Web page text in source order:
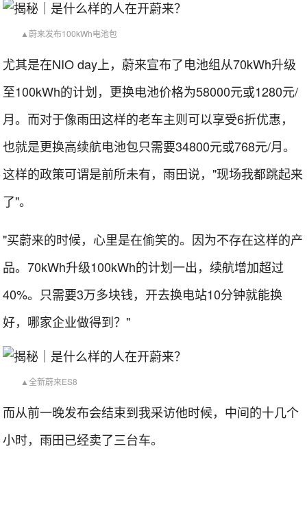
▲蔚来发布100kWh电池包
尤其是在NIO day上，蔚来宣布了电池组从70kWh升级
至100kWh的计划，更换电池价格为58000元或1280元/
月。而对于像雨田这样的老车主则可以享受6折优惠，
也就是更换高续航电池包只需要34800元或768元/月。
这样的政策可谓是前所未有，雨田说，"现场我都跳起来
了"。
"买蔚来的时候，心里是在偷笑的。因为不存在这样的产
品。70kWh升级100kWh的计划一出，续航增加超过
40%。只需要3万多块钱，开去换电站10分钟就能换
好，哪家企业做得到？"
▲全新蔚来ES8
而从前一晚发布会结束到我采访他时候，中间的十几个
小时，雨田已经卖了三台车。